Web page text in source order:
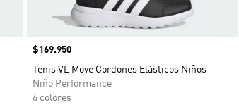
Precio
$169.950
Tenis VL Move Cordones Elásticos Niños
Niño Performance
6 colores